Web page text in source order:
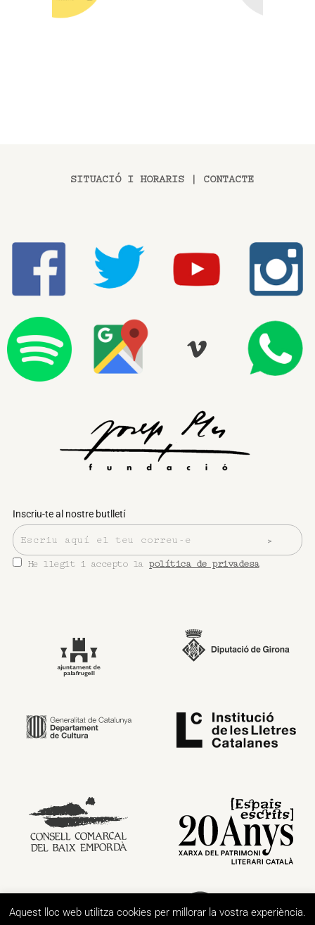
SITUACIÓ I HORARIS CONTACTE
Inscriu-te al nostre butlletí
He llegit i accepto la política de privadesa
Aquest lloc web utilitza cookies per millorar la vostra experiència.